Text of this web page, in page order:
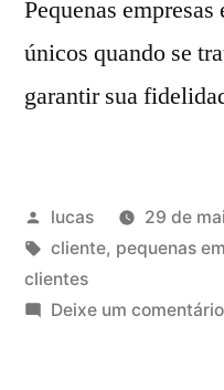
Pequenas
únicos quando se
garantir sua
lucas 29 de
cliente, pequenas
clientes
Deixe um comentário